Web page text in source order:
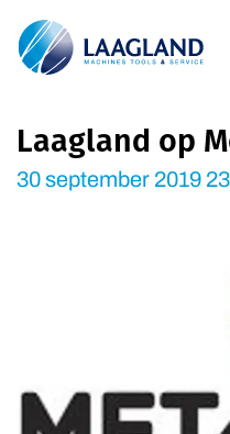
Laagland op
30 september 2019